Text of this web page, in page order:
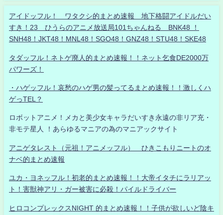
アイドッフル！ ワタクシ的まとめ速報 地下格闘アイドルだい
すき！23 ひうらのアニメ放送局101ちゃんねる BNK48 ！
SNH48！JKT48！MNL48！SGO48！GNZ48！STU48！SKE48
タダッフル！ネトゲ廃人的まとめ速報！！ネット乞食DE2000万
パワーズ！
・ハゲッフル！哀愁のハゲ男の髪ってるまとめ速報！！激しくハ
ゲっTEL？
ロボットアニメ！メカと美少女キャラだいすき永遠の非リア充・
非モテ星人 ！あらゆるマニアの為のマニアックサイト
アニゲタレスト（元祖！アニメッフル） ひきこもりニートのオ
ナベ的まとめ速報
ユカ・ヨネッフル！初老的まとめ速報！！大帝イタチにラリアッ
ト！害獣神アリ・ガー被害に必殺！パイルドライバー
ヒロコンプレックスNIGHT 的まとめ速報！！子供が欲しいど陰キ